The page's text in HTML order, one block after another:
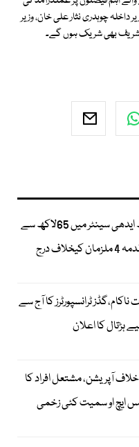
داخلہ چوہدری نثار علی خان، وزیر
شریف بھی شریک ہوں گے۔
کراچی: سہراب گوٹھ ایدھی سینٹر میں 65لاکھ سے
درج
ٹرانسپورٹرز کا آج سے
ہڑتال کا اعلان
آپریشن، مشتعل افراد کا
ایچ او سمیت کئی زخمی